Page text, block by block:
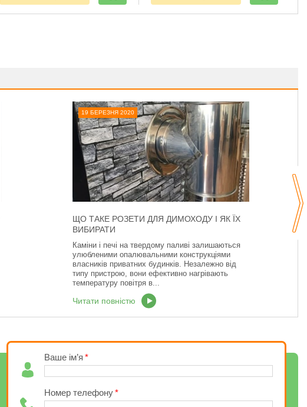
19 БЕРЕЗНЯ 2020
ЩО ТАКЕ РОЗЕТИ ДЛЯ ДИМОХОДУ І ЯК ЇХ
ВИБИРАТИ
Каміни і печі на твердому паливі залишаються
улюбленими опалювальними конструкціями
власників приватних будинків. Незалежно від
типу пристрою, вони ефективно нагрівають
температуру повітря в...
Читати повністю
Ваше ім’я
Номер телефону